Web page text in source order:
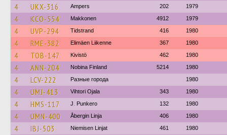
4 UKX-316 Ampers 202 1979
4 KCO-554 Makkonen 4912 1979
4 UVP-294 Tidstrand 416 1980
4 RME-382 Elimäen Liikenne 367 1980
4 TOB-147 Kivistö 462 1980
4 ANN-204 Nobina Finland 5214 1980
4 LCV-222 Разные города 1980
4 UMJ-413 Vihtori Ojala 343 1980
4 HMS-117 J. Punkero 132 1980
4 UMN-400 Åbergin Linja 406 1980
4 IBJ-503 Niemisen Linjat 461 1980